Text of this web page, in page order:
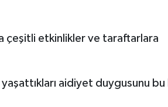
çeşitli etkinlikler ve taraftarlara
yaşattıkları aidiyet duygusunu bu